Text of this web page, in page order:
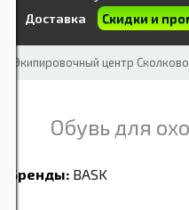
Доставка
Скидки и
Экипировочный центр Сколково
Обувь для
Бренды: BASK